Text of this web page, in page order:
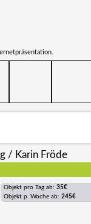
/ Karin Fröde
Objekt pro Tag ab: 35€
Objekt p. Woche ab: 245€